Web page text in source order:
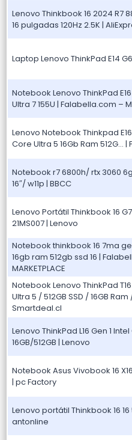
Lenovo Thinkbook 16 2024 R7
16 pulgadas 120Hz 2.5K |
Laptop Lenovo ThinkPad E14
Notebook Lenovo ThinkPad
Ultra 7 155U | Falabella.com –
Lenovo Notebook Thinkpad
Core Ultra 5 16Gb Ram 512G… |
Notebook r7 6800h/ rtx 3060
16″/ w11p | BBCC
Lenovo Portátil Thinkbook 16
21MS007 | Lenovo
Notebook thinkbook 16 7ma
16gb ram 512gb ssd 16 |
MARKETPLACE
Notebook Lenovo ThinkPad
Ultra 5 / 512GB SSD / 16GB Ram
Smartdeal.cl
Lenovo ThinkPad L16 Gen 1
16GB/512GB | Lenovo
Notebook Asus Vivobook 16
| pc Factory
Lenovo portátil Thinkbook 16
antonline